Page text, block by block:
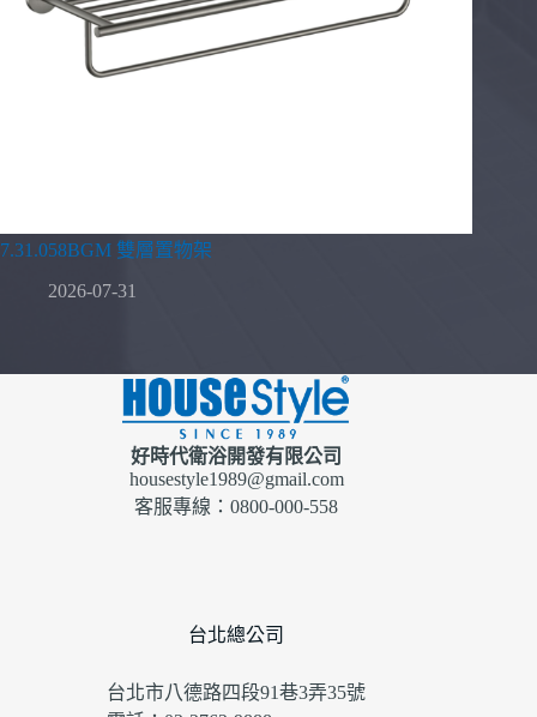
7.31.058BGM 雙層置物架
2026-07-31
好時代衛浴開發有限公司
housestyle1989@gmail.com
客服專線：0800-000-558
台北總公司
台北市八德路四段91巷3弄35號